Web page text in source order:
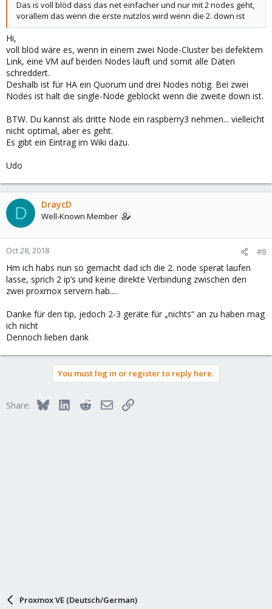
Das is voll blöd dass das net einfacher und nur mit 2 nodes geht,
vorallem das wenn die erste nutzlos wird wenn die 2. down ist
Hi,
voll blöd wäre es, wenn in einem zwei Node-Cluster bei defektem
Link, eine VM auf beiden Nodes läuft und somit alle Daten
schreddert.
Deshalb ist für HA ein Quorum und drei Nodes nötig. Bei zwei
Nodes ist halt die single-Node geblockt wenn die zweite down ist.
BTW. Du kannst als dritte Node ein raspberry3 nehmen... vielleicht
nicht optimal, aber es geht.
Es gibt ein Eintrag im Wiki dazu.
Udo
D DraycD
Well-Known Member
Oct 28, 2018 #8
Hm ich habs nun so gemacht dad ich die 2. node sperat laufen
lasse, sprich 2 ip‘s und keine direkte Verbindung zwischen den
zwei proxmox servern hab....
Danke für den tip, jedoch 2-3 geräte für „nichts“ an zu haben mag
ich nicht
Dennoch lieben dank
You must log in or register to reply here.
Share: BlueskyLinkedInRedditEmailLink
Proxmox VE (Deutsch/German)